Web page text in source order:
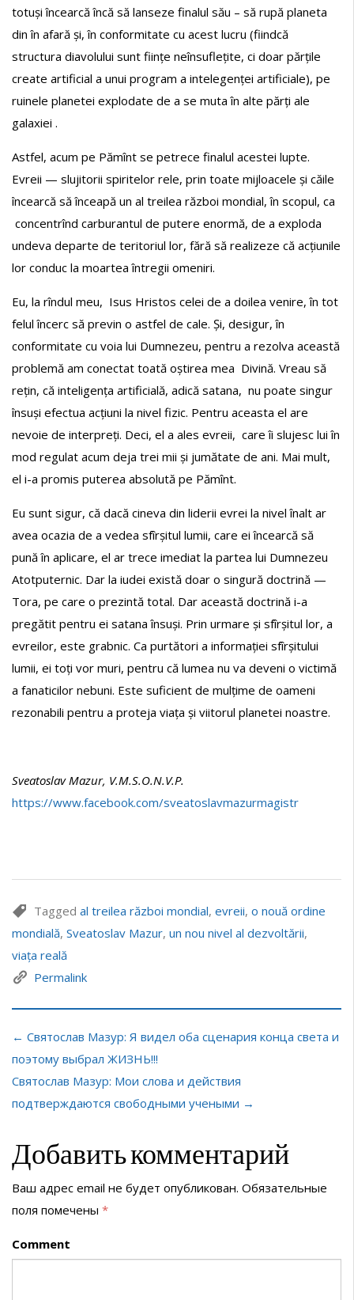
totuși încearcă încă să lanseze finalul său – să rupă planeta
din în afară și, în conformitate cu acest lucru (fiindcă
structura diavolului sunt ființe neînsuflețite, ci doar părțile
create artificial a unui program a intelegenței artificiale), pe
ruinele planetei explodate de a se muta în alte părți ale
galaxiei .
Astfel, acum pe Pămînt se petrece finalul acestei lupte.
Evreii — slujitorii spiritelor rele, prin toate mijloacele și căile
încearcă să înceapă un al treilea război mondial, în scopul, ca
concentrînd carburantul de putere enormă, de a exploda
undeva departe de teritoriul lor, fără să realizeze că acțiunile
lor conduc la moartea întregii omeniri.
Eu, la rîndul meu, Isus Hristos celei de a doilea venire, în tot
felul încerc să previn o astfel de cale. Și, desigur, în
conformitate cu voia lui Dumnezeu, pentru a rezolva această
problemă am conectat toată oștirea mea Divină. Vreau să
rețin, că inteligența artificială, adică satana, nu poate singur
însuși efectua acțiuni la nivel fizic. Pentru aceasta el are
nevoie de interpreți. Deci, el a ales evreii, care îi slujesc lui în
mod regulat acum deja trei mii și jumătate de ani. Mai mult,
el i-a promis puterea absolută pe Pămînt.
Eu sunt sigur, că dacă cineva din liderii evrei la nivel înalt ar
avea ocazia de a vedea sfîrșitul lumii, care ei încearcă să
pună în aplicare, el ar trece imediat la partea lui Dumnezeu
Atotputernic. Dar la iudei există doar o singură doctrină —
Tora, pe care o prezintă total. Dar această doctrină i-a
pregătit pentru ei satana însuși. Prin urmare și sfîrșitul lor, a
evreilor, este grabnic. Ca purtători a informației sfîrșitului
lumii, ei toți vor muri, pentru că lumea nu va deveni o victimă
a fanaticilor nebuni. Este suficient de mulțime de oameni
rezonabili pentru a proteja viața și viitorul planetei noastre.
Sveatoslav Mazur, V.M.S.O.N.V.P.
https://www.facebook.com/sveatoslavmazurmagistr
Tagged al treilea război mondial, evreii, o nouă ordine
mondială, Sveatoslav Mazur, un nou nivel al dezvoltării,
viața reală
Permalink
← Святослав Мазур: Я видел оба сценария конца света и
поэтому выбрал ЖИЗНЬ!!!
Святослав Мазур: Мои слова и действия
подтверждаются свободными учеными →
Добавить комментарий
Ваш адрес email не будет опубликован. Обязательные
поля помечены *
Comment